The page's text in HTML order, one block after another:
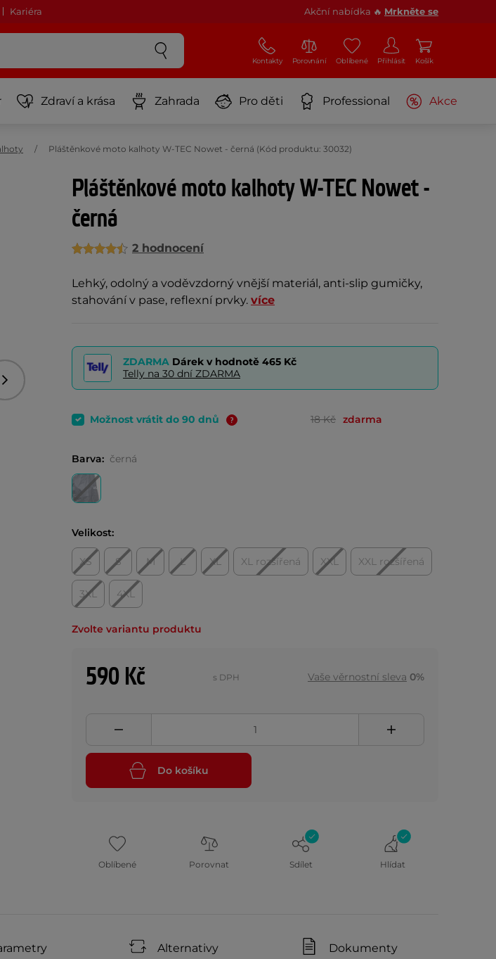
Kariéra Akční nabídka 🔥 Mrkněte se
Kontakty Porovnání Oblíbené Přihlásit Košík
Zdraví a krása Zahrada Pro děti Professional Akce
Pláštěnkové moto kalhoty W-TEC Nowet - černá (Kód produktu: 30032)
Pláštěnkové moto kalhoty W-TEC Nowet -
černá
2 hodnocení
Lehký, odolný a voděvzdorný vnější materiál, anti-slip gumičky,
stahování v pase, reflexní prvky. více
Následující
ZDARMA Dárek v hodnotě 465 Kč
Telly na 30 dní ZDARMA
Možnost vrátit do 90 dnů 18 Kč zdarma
Barva: černá
Velikost:
XS S M L XL XL rozšířená XXL XXL rozšířená
3XL 4XL
Zvolte variantu produktu
590 Kč s DPH Vaše věrnostní sleva 0%
Do košíku
Oblíbené Porovnat Sdílet Hlídat
Alternativy Dokumenty